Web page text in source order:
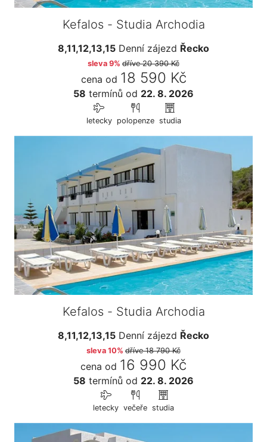
Kefalos - Studia Archodia
8,11,12,13,15 Denní zájezd Řecko
sleva 9% dříve20 390 Kč
cena od 18 590 Kč
58 termínů od 22. 8. 2026
letecky polopenze studia
Kefalos - Studia Archodia
8,11,12,13,15 Denní zájezd Řecko
sleva 10% dříve18 790 Kč
cena od 16 990 Kč
58 termínů od 22. 8. 2026
letecky večeře studia